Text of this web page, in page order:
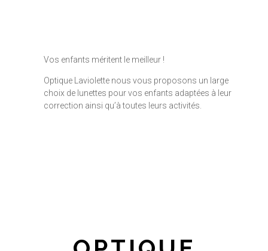
Vos enfants méritent le meilleur !
Optique Laviolette nous vous proposons un large
choix de lunettes pour vos enfants adaptées à leur
correction ainsi qu’à toutes leurs activités.